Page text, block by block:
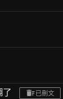
了 已刪文